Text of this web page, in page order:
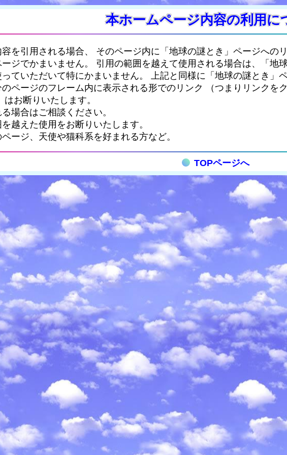
本ホームページ内容の利用に
容を引用される場合、 そのページ内に「地球の謎とき」ページへ
ジでかまいません。 引用の範囲を越えて使用される場合は、「地
ていただいて特にかまいません。 上記と同様に「地球の謎とき」
ページのフレーム内に表示される形でのリンク （つまりリンクを
お断りいたします。
場合はご相談ください。
越えた使用をお断りいたします。
ージ、天使や猫科系を好まれる方など。
TOPページへ